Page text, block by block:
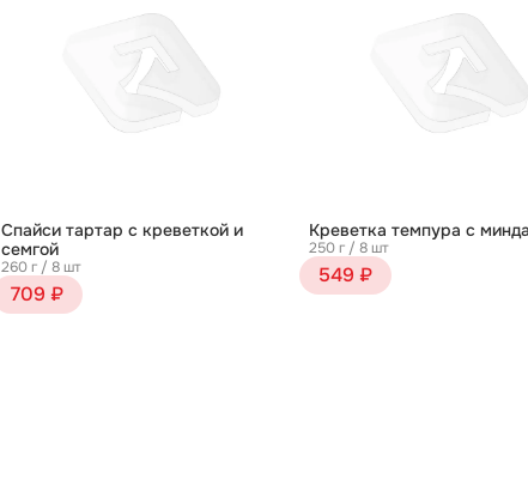
Спайси тартар с креветкой и
семгой
260 г / 8 шт
709 ₽
Креветка темпура с
250 г / 8 шт
549 ₽